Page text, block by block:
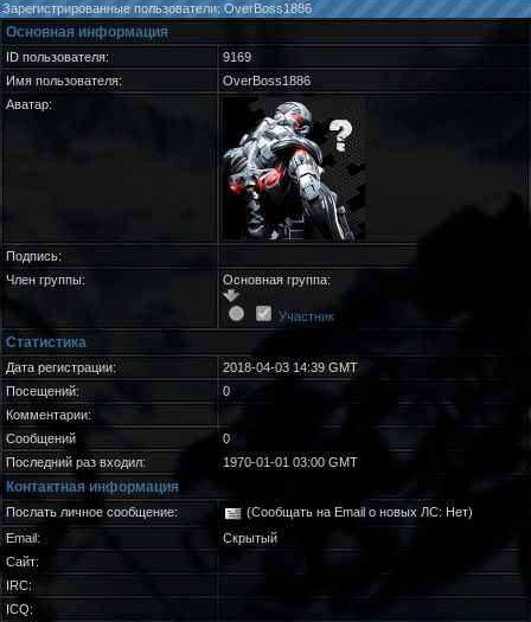
Зарегистрированные пользователи: OverBoss1886
Основная информация
ID пользователя:
9169
Имя пользователя:
OverBoss1886
Аватар:
Подпись:
Член группы:
Основная группа:
Участник
Статистика
Дата регистрации:
2018-04-03 14:39 GMT
Посещений:
0
Комментарии:
Сообщений
0
Последний раз входил:
1970-01-01 03:00 GMT
Контактная информация
Послать личное сообщение:
(Сообщать на Email о новых ЛС: Нет)
Email:
Скрытый
Сайт:
IRC:
ICQ: